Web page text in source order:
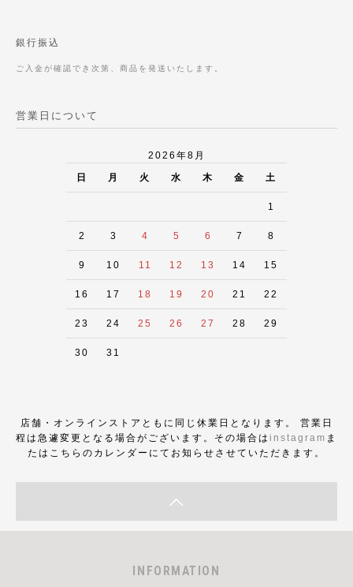
銀行振込
ご入金が確認でき次第、商品を発送いたします。
営業日について
2026年8月
日 月 火 水 木 金 土
1
2 3 4 5 6 7 8
9 10 11 12 13 14 15
16 17 18 19 20 21 22
23 24 25 26 27 28 29
30 31
店舗・オンラインストアともに同じ休業日となります。 営業日
程は急遽変更となる場合がございます。その場合は instagram ま
たはこちらのカレンダーにてお知らせさせていただきます。
INFORMATION